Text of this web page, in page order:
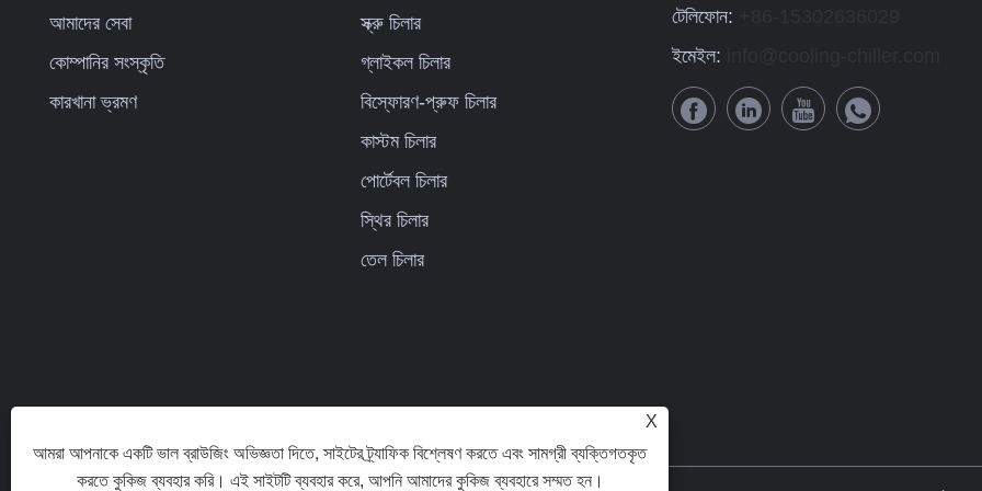
আমাদের সেবা
কোম্পানির সংস্কৃতি
কারখানা ভ্রমণ
স্ক্রু চিলার
গ্লাইকল চিলার
বিস্ফোরণ-প্রুফ চিলার
কাস্টম চিলার
পোর্টেবল চিলার
স্থির চিলার
তেল চিলার
টেলিফোন:
ইমেইল:
X
আমরা আপনাকে একটি ভাল ব্রাউজিং অভিজ্ঞতা দিতে, সাইটের ট্র্যাফিক বিশ্লেষণ করতে এবং সামগ্রী ব্যক্তিগতকৃত
করতে কুকিজ ব্যবহার করি। এই সাইটটি ব্যবহার করে, আপনি আমাদের কুকিজ ব্যবহারে সম্মত হন।